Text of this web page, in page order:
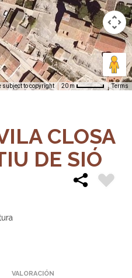
subject to copyright 20 m Terms
CLOSA
DE SIÓ
VALORACIÓN